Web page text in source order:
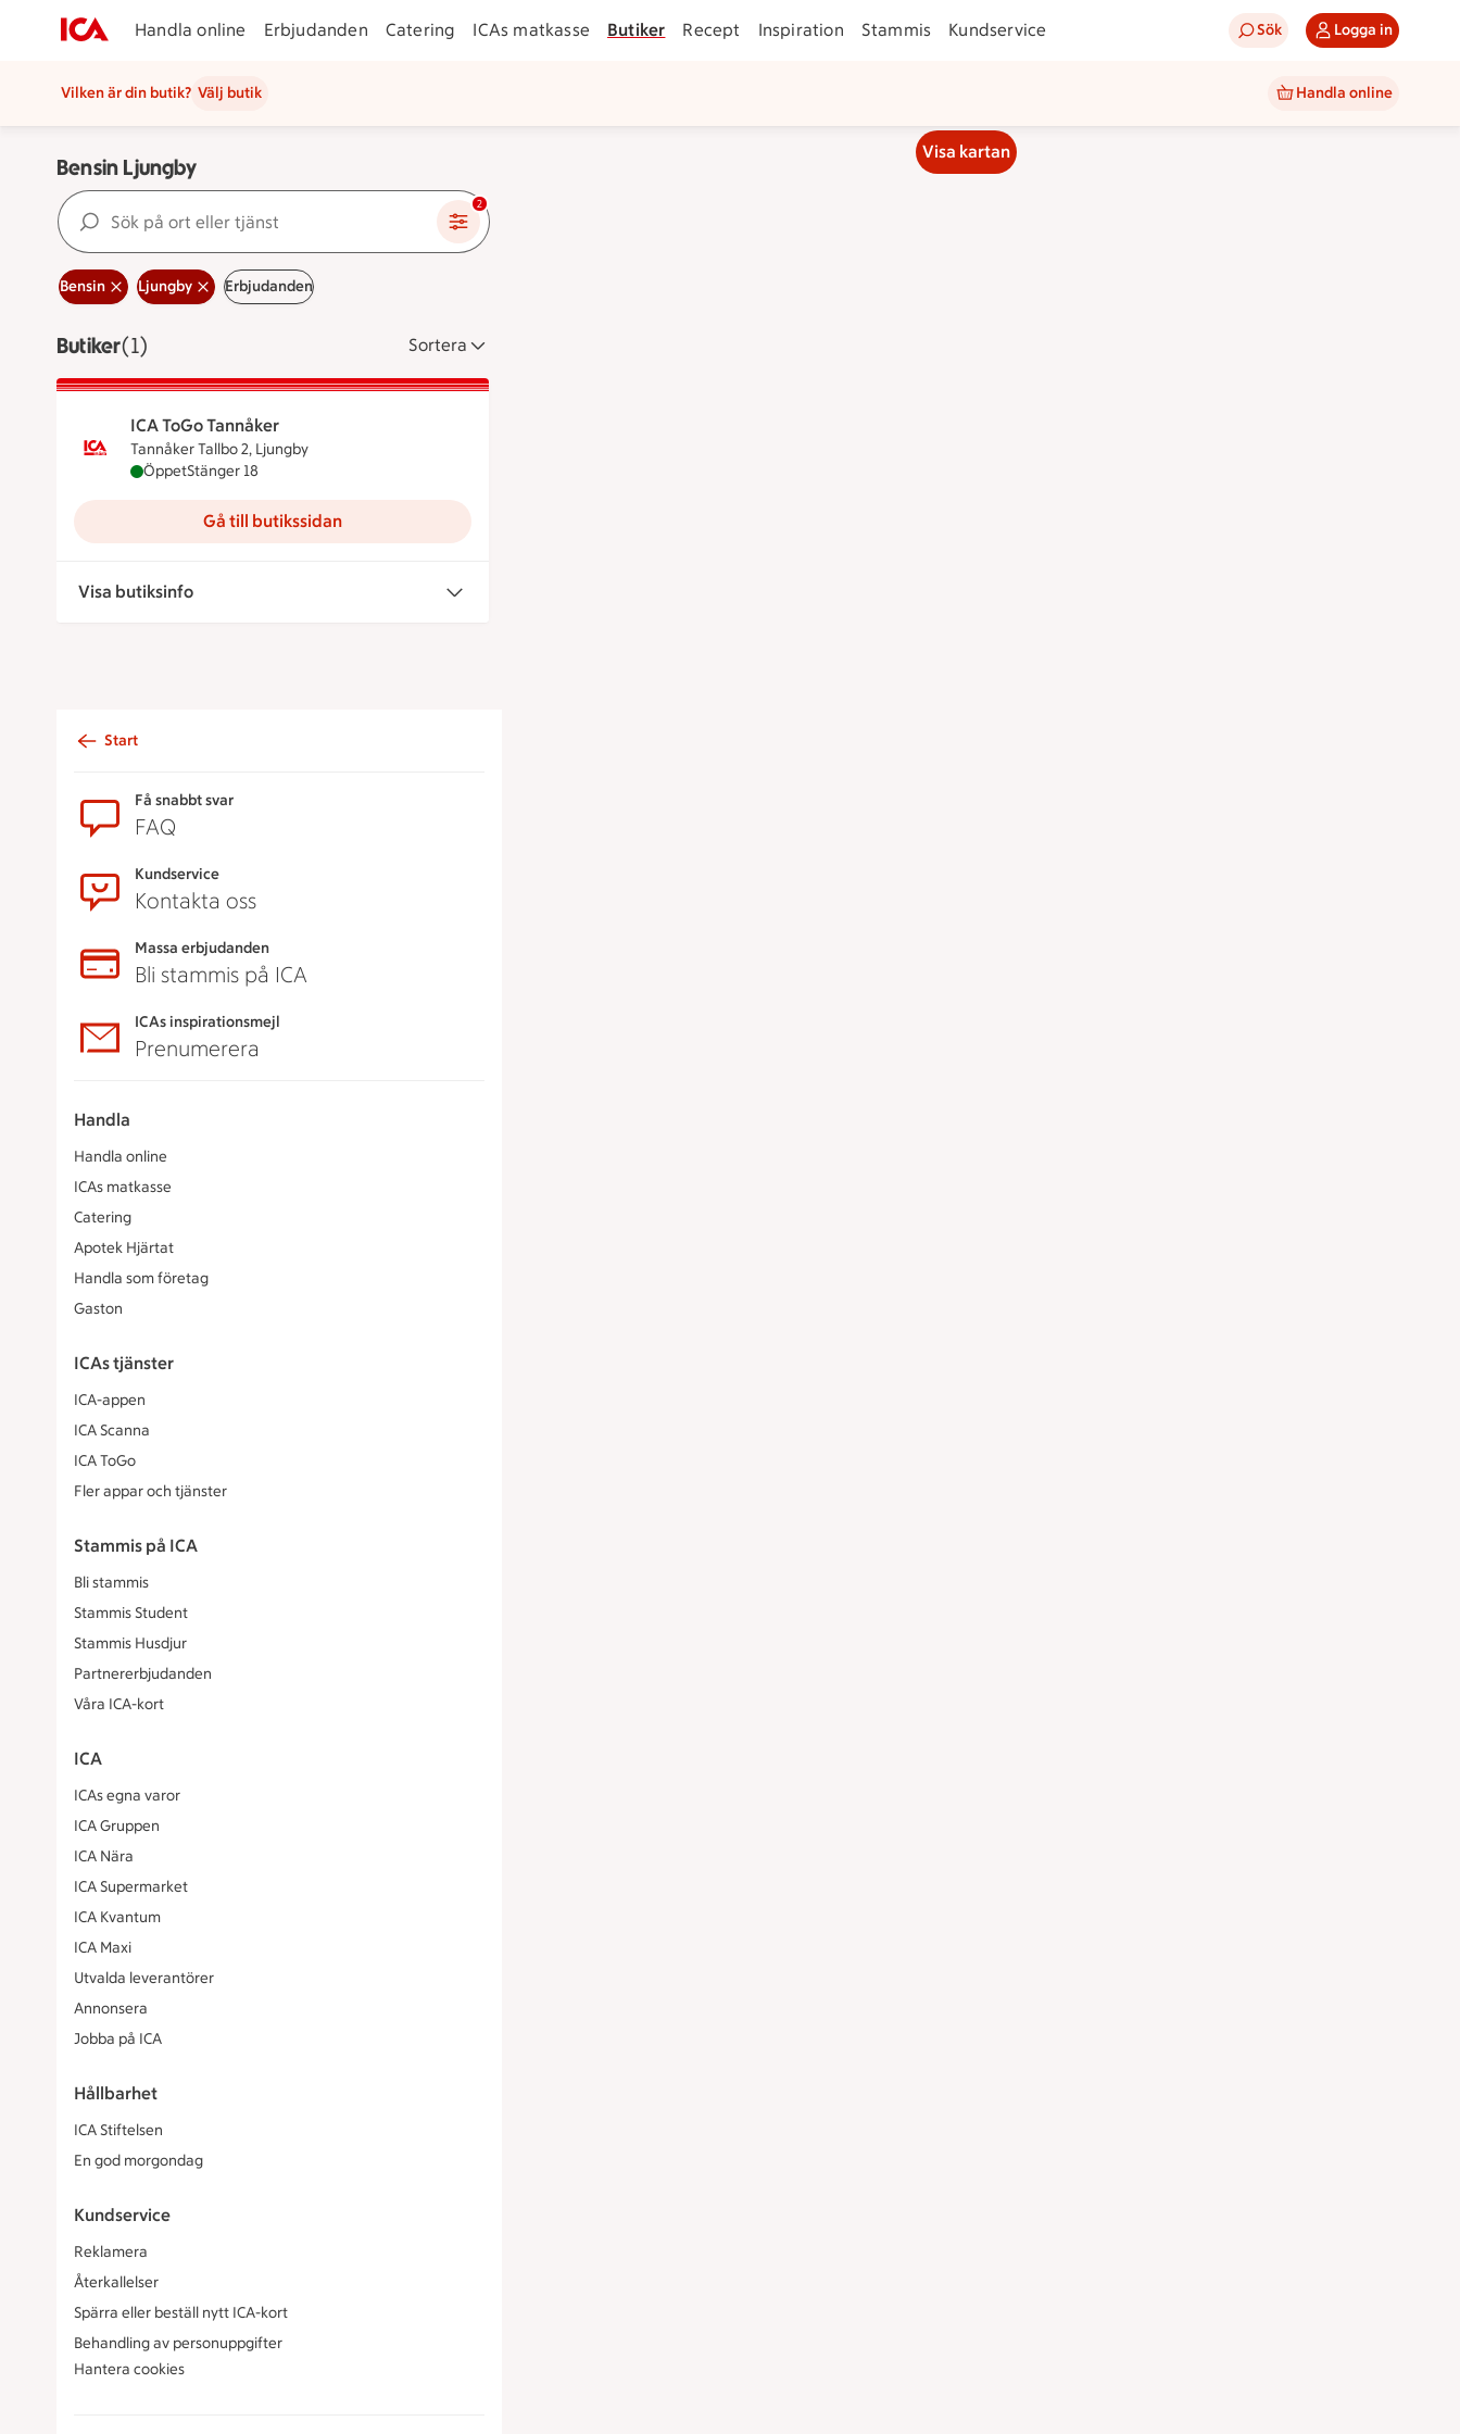
Handla online Erbjudanden Catering ICAs matkasse Butiker Recept Inspiration Stammis Kundservice Sök Logga in
Vilken är din butik? Välj butik Handla online
Bensin Ljungby
Sök på ort eller tjänst 2
Bensin Ljungby Erbjudanden
ButikerVisar 1 stycken
(1) Sortera
ICA ToGo Tannåker
Tannåker Tallbo 2, Ljungby
ICA ToGo Tannåker är öppen nu, stänger klockan 18
ÖppetStänger 18
Gå till butikssidan
Visa butiksinfo
Start
Få snabbt svar
FAQ
Kundservice
Kontakta oss
Massa erbjudanden
Bli stammis på ICA
ICAs inspirationsmejl
Prenumerera
Handla
Handla online
ICAs matkasse
Catering
Apotek Hjärtat
Handla som företag
Gaston
ICAs tjänster
ICA-appen
ICA Scanna
ICA ToGo
Fler appar och tjänster
Stammis på ICA
Bli stammis
Stammis Student
Stammis Husdjur
Partnererbjudanden
Våra ICA-kort
ICA
ICAs egna varor
ICA Gruppen
ICA Nära
ICA Supermarket
ICA Kvantum
ICA Maxi
Utvalda leverantörer
Annonsera
Jobba på ICA
Hållbarhet
ICA Stiftelsen
En god morgondag
Kundservice
Reklamera
Återkallelser
Spärra eller beställ nytt ICA-kort
Behandling av personuppgifter
Hantera cookies
Visa kartan